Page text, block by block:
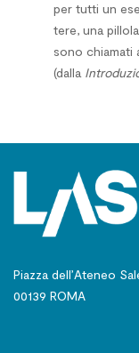
per tutti un
tere, una
sono chiamati
(dalla
Piazza dell’Ateneo
00139 ROMA